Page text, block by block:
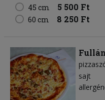
45 cm 5 500 Ft
60 cm 8 250 Ft
sajt